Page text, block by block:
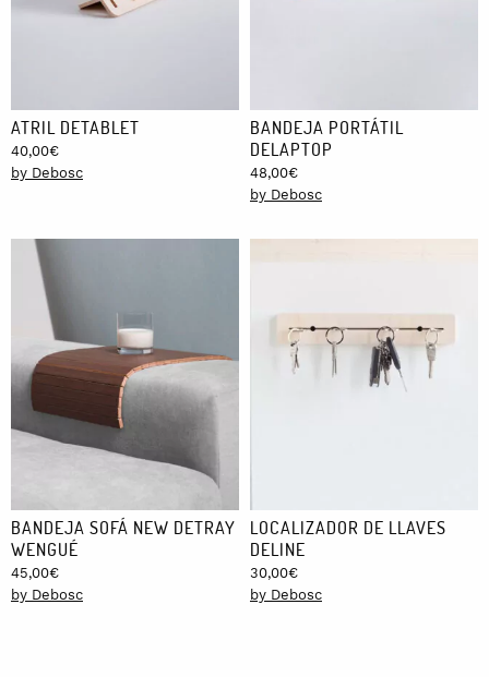
ATRIL DETABLET
40,00€
by Debosc
BANDEJA PORTÁTIL
DELAPTOP
48,00€
by Debosc
BANDEJA SOFÁ NEW DETRAY
WENGUÉ
45,00€
by Debosc
LOCALIZADOR DE LLAVES
DELINE
30,00€
by Debosc